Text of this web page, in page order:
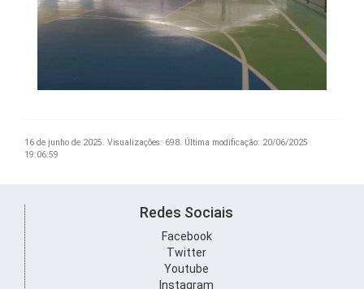
16 de junho de 2025. Visualizações: 698. Última modificação: 20/06/2025
19:06:59
Redes Sociais
Facebook
Twitter
Youtube
Instagram